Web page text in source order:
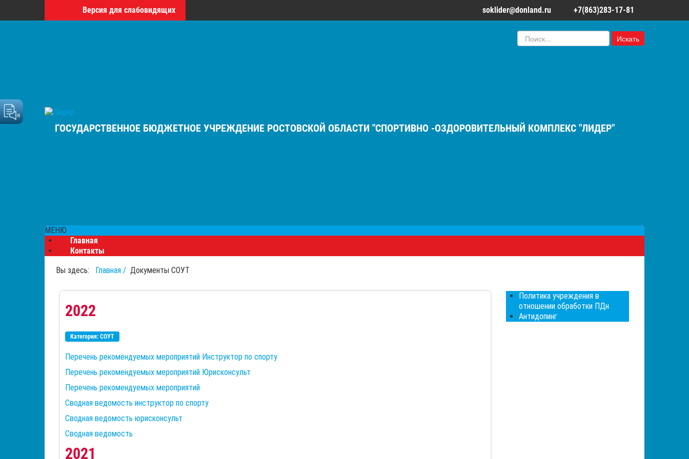
Версия для слабовидящих soklider@donland.ru +7(863)283-17-81
ГОСУДАРСТВЕННОЕ БЮДЖЕТНОЕ УЧРЕЖДЕНИЕ РОСТОВСКОЙ ОБЛАСТИ "СПОРТИВНО -ОЗДОРОВИТЕЛЬНЫЙ КОМПЛЕКС "ЛИДЕР"
Искать... Искать
МЕНЮ
Главная
Контакты
Вы здесь:
Главная Документы СОУТ
2022
Категория: СОУТ
Перечень рекомендуемых мероприятий Инструктор по спорту
Перечень рекомендуемых мероприятий Юрисконсульт
Перечень рекомендуемых мероприятий
Сводная ведомость инструктор по спорту
Сводная ведомость юрисконсульт
Сводная ведомость
2021
Политика учреждения в
отношении обработки ПДн
Антидопинг